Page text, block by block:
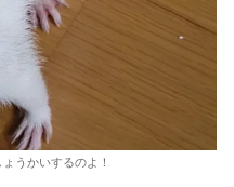
うかいするのよ！